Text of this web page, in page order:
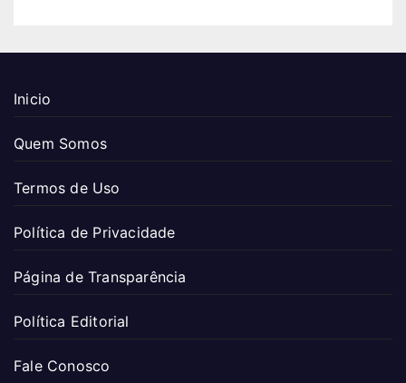
Inicio
Quem Somos
Termos de Uso
Política de Privacidade
Página de Transparência
Política Editorial
Fale Conosco